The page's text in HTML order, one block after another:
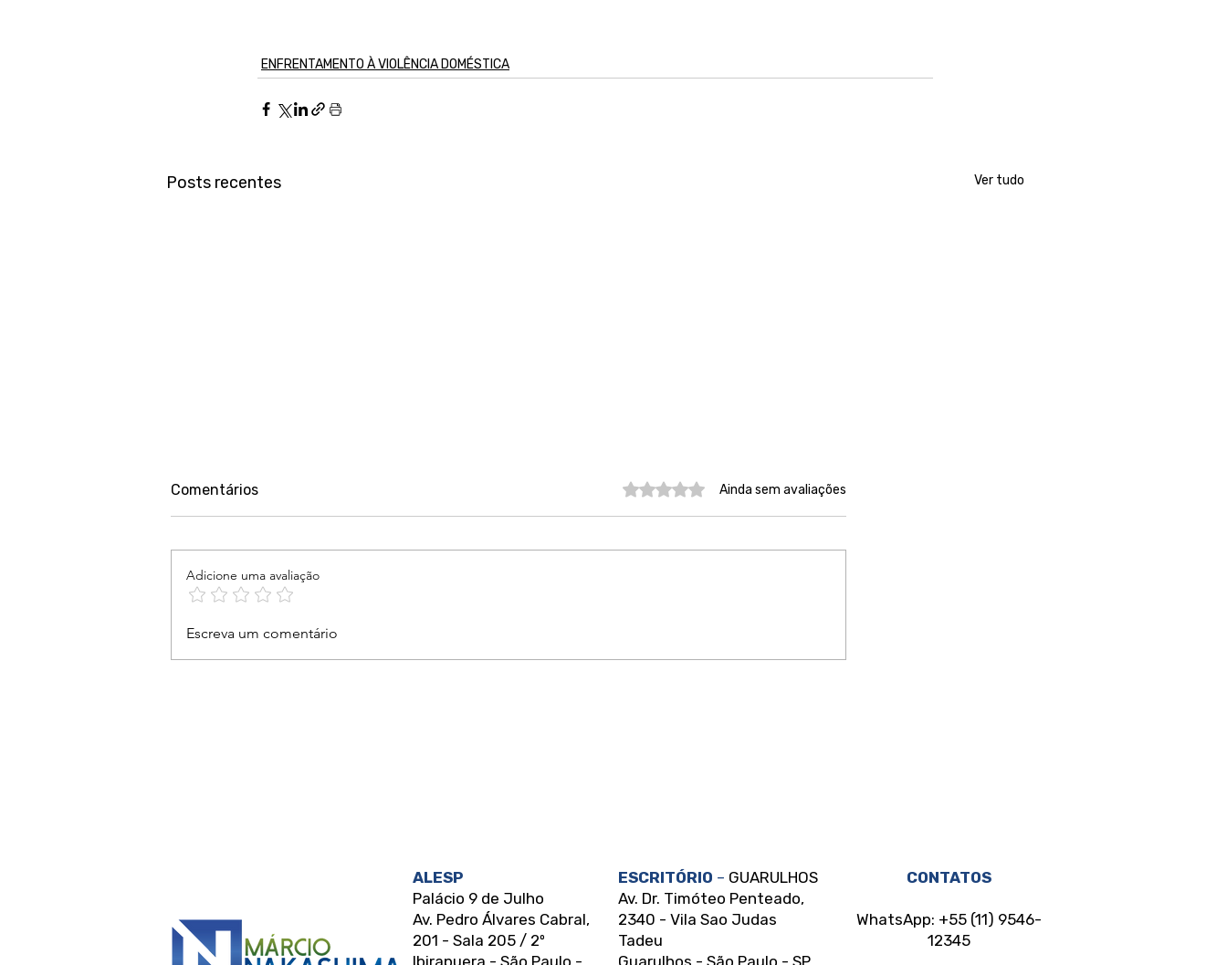
ENFRENTAMENTO À VIOLÊNCIA DOMÉSTICA
Posts recentes Ver tudo
ouvir, acolher e estar ao
lado das mulheres vítimas
minha missão!
abandonar as mulheres à
Comentários Avaliado com 0 de 5 estrelas.
Ainda sem avaliações
Adicione uma avaliação
Escreva um comentário
ALESP
Palácio 9 de Julho
Av. Pedro Álvares Cabral,
201 - Sala 205 / 2º
ESCRITÓRIO – GUARULHOS
Av. Dr. Timóteo Penteado,
2340 - Vila Sao Judas
Tadeu
CONTATOS
WhatsApp: +55 (11) 9546-
12345